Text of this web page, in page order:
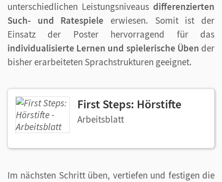
unterschiedlichen Leistungsniveaus differenzierten
Such- und Ratespiele erwiesen. Somit ist der
Einsatz der Poster hervorragend für das
individualisierte Lernen und spielerische Üben der
bisher erarbeiteten Sprachstrukturen geeignet.
First Steps: Hörstifte
Arbeitsblatt
Im nächsten Schritt üben, vertiefen und festigen die